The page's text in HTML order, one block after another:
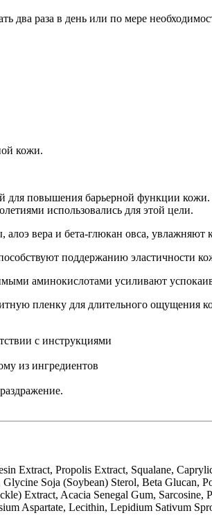
два раза в день или по мере
кожи.
повышения барьерной функции
использовались для этой цели.
вера и бета-глюкан овса, увлажняют
поддержанию эластичности
аминокислотами усиливают
пленку для длительного ощущения
с инструкциями
из ингредиентов
Extract, Propolis Extract, Squalane,
Soja (Soybean) Sterol, Beta Glucan,
Extract, Acacia Senegal Gum,
Aspartate, Lecithin, Lepidium Sativum